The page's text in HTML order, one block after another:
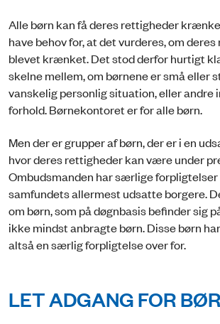
Alle børn kan få deres rettigheder
have behov for, at det vurderes, om
blevet krænket. Det stod derfor hurtigt
skelne mellem, om børnene er små eller
vanskelig personlig situation, eller andre
forhold. Børnekontoret er for alle børn.
Men der er grupper af børn, der er i en
hvor deres rettigheder kan være under
Ombudsmanden har særlige forpligtelser
samfundets allermest udsatte borgere.
om børn, som på døgnbasis befinder sig
ikke mindst anbragte børn. Disse børn
altså en særlig forpligtelse over for.
LET ADGANG FOR